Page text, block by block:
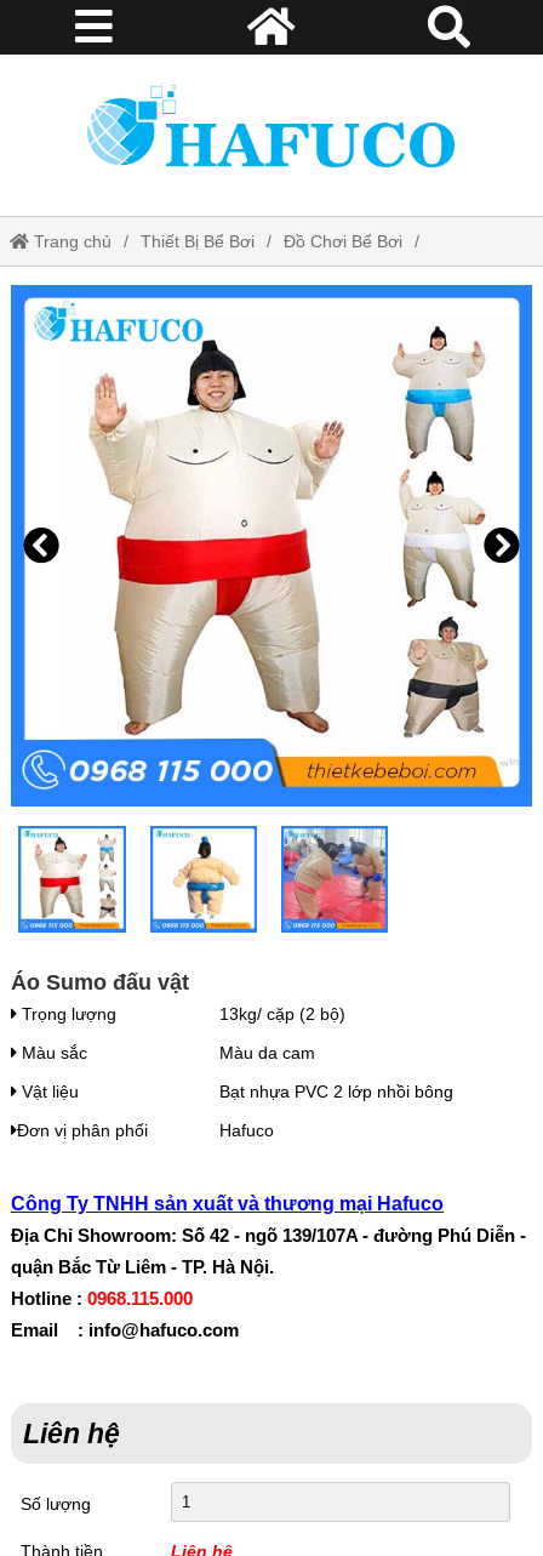
Trang chủ Thiết Bị Bể Bơi Đồ Chơi Bể Bơi
Áo Sumo đấu vật
Áo Sumo đấu vật
Trọng lượng
13kg/ cặp (2 bộ)
Màu sắc
Màu da cam
Vật liệu
Bạt nhựa PVC 2 lớp nhồi bông
Đơn vị phân phối
Hafuco
Công Ty TNHH sản xuất và thương mại Hafuco
Địa Chỉ Showroom: Số 42 - ngõ 139/107A - đường Phú Diễn -
quận Bắc Từ Liêm - TP. Hà Nội.
Hotline : 0968.115.000
Email : info@hafuco.com
Liên hệ
Số lượng
Thành tiền
Liên hệ